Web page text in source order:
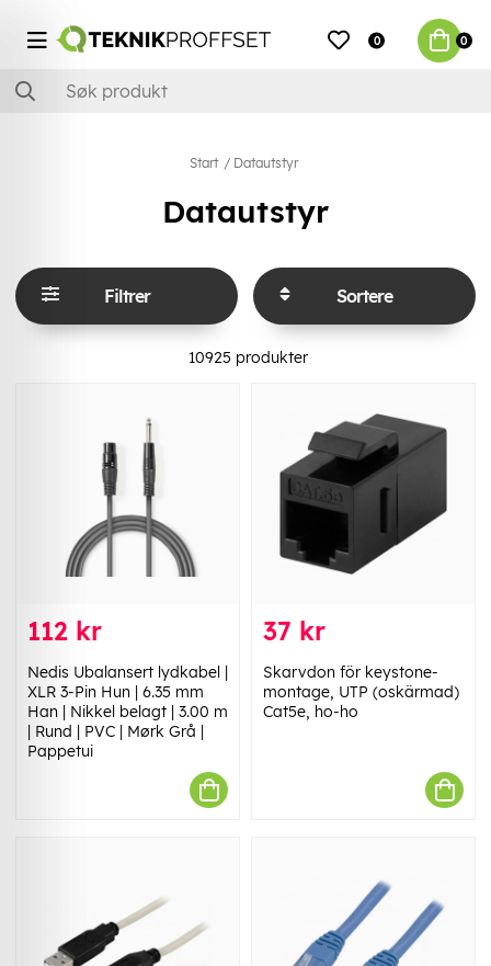
0 0
Start Datautstyr
Datautstyr
Filtrer Sortere
10925 produkter
112 kr
Nedis Ubalansert lydkabel |
XLR 3-Pin Hun | 6.35 mm
Han | Nikkel belagt | 3.00 m
| Rund | PVC | Mørk Grå |
Pappetui
37 kr
Skarvdon för keystone-
montage, UTP (oskärmad)
Cat5e, ho-ho